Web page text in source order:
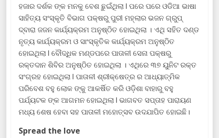
ହଜାର ଦର୍ଶକ ଙ୍କ ମନକୁ ବେଶ ଛୁଇଁଥିଲା l ପରେ ପରେ ଓଡିଆ ଭାଷା
ସାହିତ୍ୟ ସଂସ୍କୃତି ବିଭାଗ ପକ୍ଷରୁ ପୁରୀ ମହ୍ଲାର ଭଜନ ଗ୍ରୁପ୍
ଦ୍ବାରା ଜଜନ କାର୍ଯ୍ୟକ୍ରମ ଅନୁଷ୍ଠିତ ହୋଇଥିଲା । ଏଥି ସହିତ ଦଣ୍ଡ
ନୃତ୍ୟ କାର୍ଯ୍ୟକ୍ରମ ଓ ସାଂସ୍କୃତିକ କାର୍ଯ୍ୟକ୍ରମ ଅନୁଷ୍ଠିତ
ହୋଇଥିଲା l ବୌଦ୍ଧିକ ମଣ୍ଡପରେ ପାତାଳୀ ସେନା ପକ୍ଷରୁ
ରକ୍ତଦାନ ଶିବିର ଅନୁଷ୍ଠିତ ହୋଇଥିଲା । ଏଥିରେ ୩୭ ୟୁନିଟ ରକ୍ତ
ସଂଗ୍ରହ ହୋଇଥିଲା l ପାତାଳୀ ଶ୍ରୀକ୍ଷେତ୍ର ର ଆଧ୍ୟାତ୍ମିକ
ପରିବେଶ ବହୁ ଲୋକ ଙ୍କୁ ଆକର୍ଷିତ କରି ଓଡ଼ିଶା ବାହାରୁ ବହୁ
ପର୍ଯ୍ୟଟକ ଙ୍କ ଆଗମନ ହୋଇଥିଲା l ଭାଗବତ ସପ୍ତାହ ପାରାୟଣ
ମଧ୍ୟ ଶେଷ ହେବା ସହ ପାତାଳୀ ମହୋତ୍ସବ ଉଦ‌ଯାପିତ ହୋଇଛି।
Spread the love